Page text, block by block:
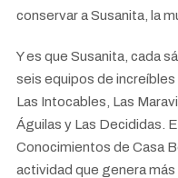
conservar a Susanita, la
Y es que Susanita, cada
seis equipos de
Las Intocables, Las
Águilas y Las Decididas.
Conocimientos de Casa
actividad que genera